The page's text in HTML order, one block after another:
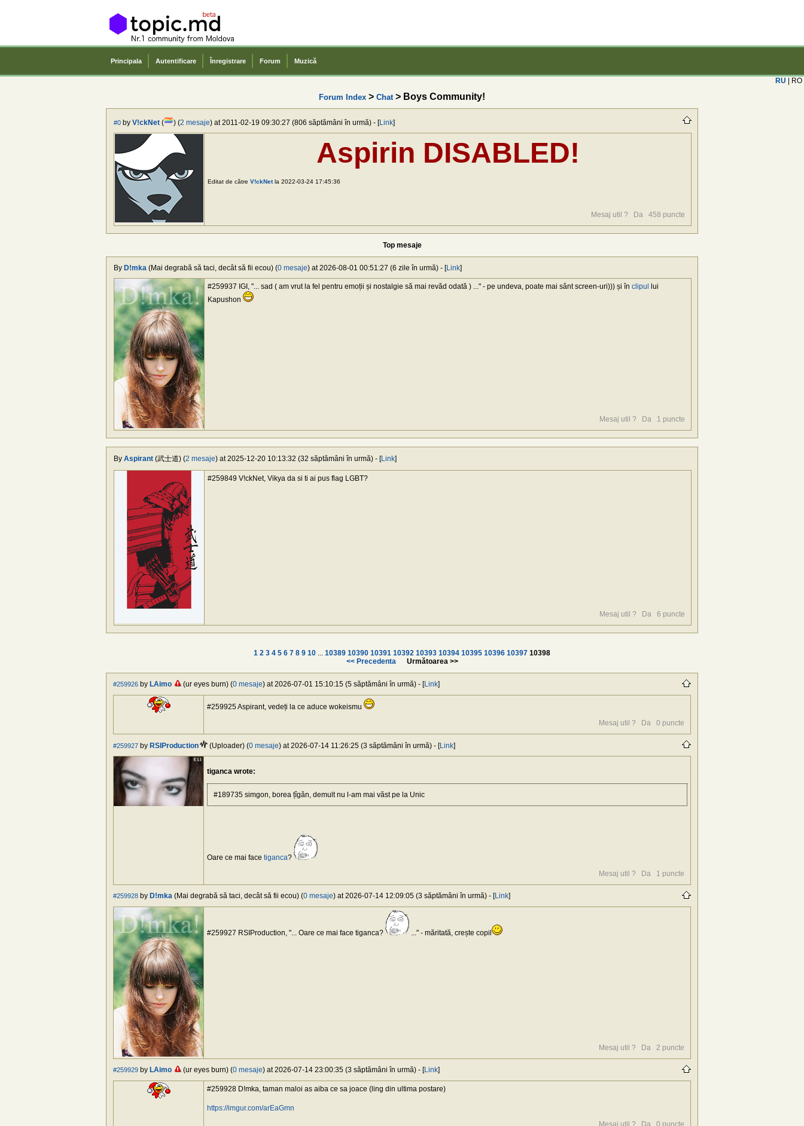
Principala Autentificare Înregistrare Forum Muzică
RU | RO
Forum Index > Chat > Boys Community!
#0 by V!ckNet ( ) (2 mesaje) at 2011-02-19 09:30:27 (806 săptămâni în urmă) - [Link]
Aspirin DISABLED!
Editat de către V!ckNetla 2022-03-24 17:45:36
Mesaj util ? Da 458 puncte
Top mesaje
By D!mka (Mai degrabă să taci, decât să fii ecou) (0 mesaje) at 2026-08-01 00:51:27 (6 zile în urmă) - [Link]
#259937 IGI, "... sad ( am vrut la fel pentru emoții și nostalgie să mai revăd odată ) ..." - pe undeva, poate mai sânt screen-uri))) și în clipul
lui
Kapushon
Mesaj util ? Da 1 puncte
By Aspirant (武士道) (2 mesaje) at 2025-12-20 10:13:32 (32 săptămâni în urmă) - [Link]
#259849 V!ckNet, Vikya da si ti ai pus flag LGBT?
Mesaj util ? Da 6 puncte
1 2 3 4 5 6 7 8 9 10 ... 10389 10390 10391 10392 10393 10394 10395 10396 10397 10398
<< Precedenta
Următoarea >>
#259926 by LAimo (ur eyes burn) (0 mesaje) at 2026-07-01 15:10:15 (5 săptămâni în urmă) - [Link]
#259925 Aspirant, vedeți la ce aduce wokeismu
Mesaj util ?
Da 0 puncte
#259927 by RSIProduction (Uploader) (0 mesaje) at 2026-07-14 11:26:25 (3 săptămâni în urmă) - [Link]
tiganca wrote:
#189735 simgon, borea țîgăn, demult nu l-am mai văst pe la Unic
Oare ce mai face tiganca?
Mesaj util ?
Da 1 puncte
#259928 by D!mka (Mai degrabă să taci, decât să fii ecou) (0 mesaje) at 2026-07-14 12:09:05 (3 săptămâni în urmă) - [Link]
#259927 RSIProduction, "... Oare ce mai face tiganca? ..." - măritată, crește copil
Mesaj util ? Da 2 puncte
#259929 by LAimo (ur eyes burn) (0 mesaje) at 2026-07-14 23:00:35 (3 săptămâni în urmă) - [Link]
#259928 D!mka, taman maloi as aiba ce sa joace (ling din ultima postare)
https://imgur.com/arEaGmn